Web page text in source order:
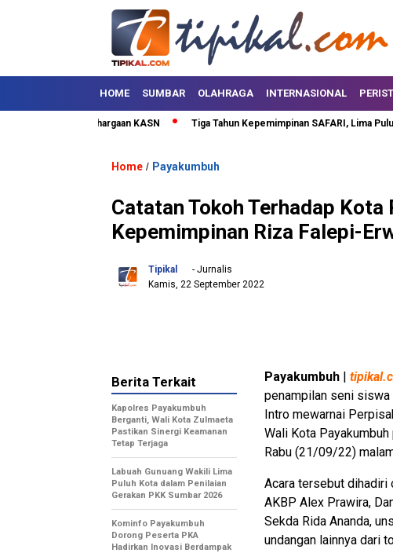
HOME SUMBAR OLAHRAGA INTERNASIONAL
Terima Penghargaan KASN Tiga Tahun Kepemimpinan SAFARI, Lima Puluh
Home / Payakumbuh
Catatan Tokoh Terhadap Kota
Kepemimpinan Riza Falepi-
Tipikal
- Jurnalis
Kamis, 22 September 2022
Payakumbuh |
penampilan seni siswa
Intro mewarnai
Wali Kota
Rabu (21/09/22)
Acara tersebut dihadiri
AKBP Alex Prawira,
Sekda Rida Ananda,
undangan lainnya dari
Berita Terkait
Kapolres Payakumbuh
Berganti, Wali Kota Zulmaeta
Pastikan Sinergi Keamanan
Tetap Terjaga
Labuah Gunuang Wakili Lima
Puluh Kota dalam Penilaian
Gerakan PKK Sumbar 2026
Kominfo Payakumbuh
Dorong Peserta PKA
Hadirkan Inovasi Berdampak